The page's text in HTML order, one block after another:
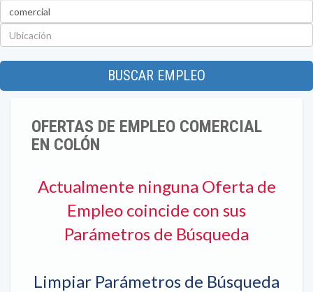
BUSCAR EMPLEO
OFERTAS DE EMPLEO COMERCIAL
EN COLÓN
Actualmente ninguna Oferta de
Empleo coincide con sus
Parámetros de Búsqueda
Limpiar Parámetros de Búsqueda